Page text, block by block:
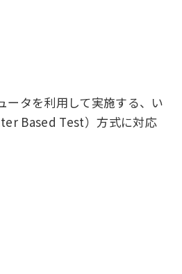
ータを利用して実施する、い
Based Test）方式に対応